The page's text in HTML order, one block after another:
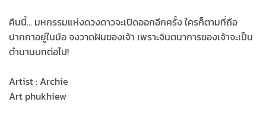
คืนนี้… มหกรรมแห่งดวงดาวจะเปิดออกอีกครั้ง ใครก็ตามที่ถือ
ปากกาอยู่ในมือ จงวาดฝันของเจ้า เพราะจินตนาการของเจ้าจะเป็น
ตำนานบทต่อไป!
Artist : Archie
Art phukhiew